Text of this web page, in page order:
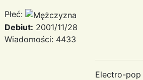
Płeć:
Debiut: 2001/11/28
Wiadomości: 4433
Electro-pop